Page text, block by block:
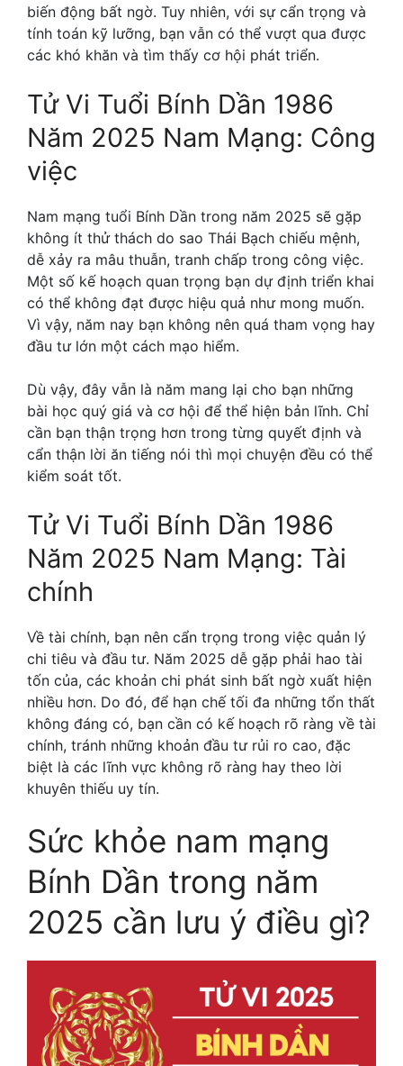
biến động bất ngờ. Tuy nhiên, với sự cẩn trọng và
tính toán kỹ lưỡng, bạn vẫn có thể vượt qua được
các khó khăn và tìm thấy cơ hội phát triển.
Tử Vi Tuổi Bính Dần 1986
Năm 2025 Nam Mạng: Công
việc
Nam mạng tuổi Bính Dần trong năm 2025 sẽ gặp
không ít thử thách do sao Thái Bạch chiếu mệnh,
dễ xảy ra mâu thuẫn, tranh chấp trong công việc.
Một số kế hoạch quan trọng bạn dự định triển khai
có thể không đạt được hiệu quả như mong muốn.
Vì vậy, năm nay bạn không nên quá tham vọng hay
đầu tư lớn một cách mạo hiểm.
Dù vậy, đây vẫn là năm mang lại cho bạn những
bài học quý giá và cơ hội để thể hiện bản lĩnh. Chỉ
cần bạn thận trọng hơn trong từng quyết định và
cẩn thận lời ăn tiếng nói thì mọi chuyện đều có thể
kiểm soát tốt.
Tử Vi Tuổi Bính Dần 1986
Năm 2025 Nam Mạng: Tài
chính
Về tài chính, bạn nên cẩn trọng trong việc quản lý
chi tiêu và đầu tư. Năm 2025 dễ gặp phải hao tài
tốn của, các khoản chi phát sinh bất ngờ xuất hiện
nhiều hơn. Do đó, để hạn chế tối đa những tổn thất
không đáng có, bạn cần có kế hoạch rõ ràng về tài
chính, tránh những khoản đầu tư rủi ro cao, đặc
biệt là các lĩnh vực không rõ ràng hay theo lời
khuyên thiếu uy tín.
Sức khỏe nam mạng
Bính Dần trong năm
2025 cần lưu ý điều gì?